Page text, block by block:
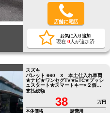
店舗に電話
お気に入り追加
現在 0人が追加済
スズキ
パレット 660 X 本土仕入れ車両
★ナビ★ワンセグTV★ETC★プッシ
ュスタート★スマートキー×２個★左
パワースライドドア
支払総額
38
万円
本体価格
諸費用